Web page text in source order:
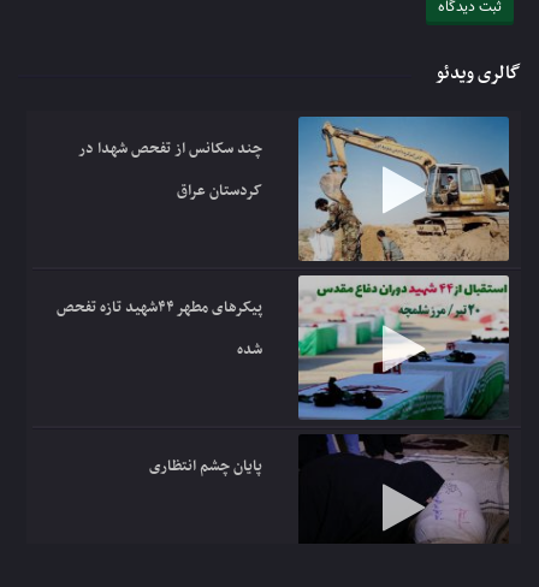
گالری ویدئو
چند سکانس از تفحص شهدا در
کردستان عراق
پیکرهای مطهر ۴۴شهید تازه تفحص
شده
پایان چشم انتظاری